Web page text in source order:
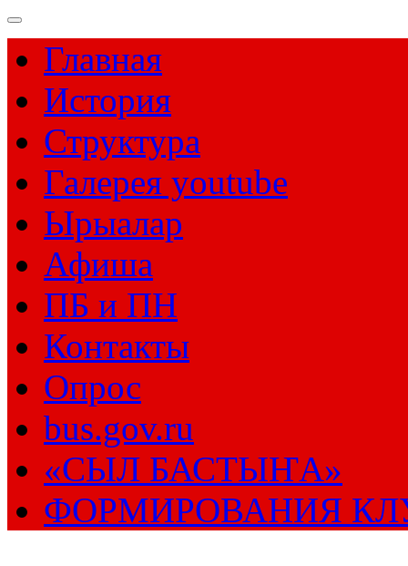
Главная
История
Структура
Галерея youtube
Ырыалар
Афиша
ПБ и ПН
Контакты
Опрос
bus.gov.ru
«СЫЛ БАСТЫҤА»
ФОРМИРОВАНИЯ